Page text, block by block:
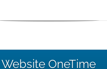
Website OneTime